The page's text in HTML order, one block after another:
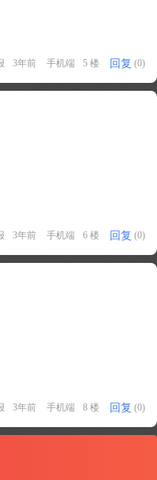
3年前 手机端 5 楼 回复 (0)
3年前 手机端 6 楼 回复 (0)
3年前 手机端 8 楼 回复 (0)